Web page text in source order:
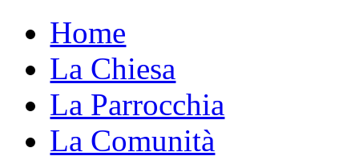
Home
La Chiesa
La Parrocchia
La Comunità